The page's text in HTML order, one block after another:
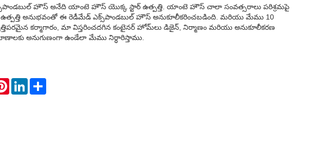
హౌస్ అనేది యాంటె హౌస్ యొక్క స్టార్ ఉత్పత్తి. యాంటె హౌస్ చాలా సంవత్సరాలు పరిశ్రమపై
ఉత్పత్తి అనుభవంతో ఈ రెడీమేడ్ ఎక్స్‌పాండబుల్ హౌస్ అనుకూలీకరించబడింది. మరియు మేము 10
కర్మాగారం, మా విస్తరించదగిన కంటైనర్ హోమ్‌లు డిజైన్, నిర్మాణం మరియు అనుకూలీకరణ
అనుగుణంగా ఉండేలా మేము నిర్ధారిస్తాము.
PinterestLinkedIn